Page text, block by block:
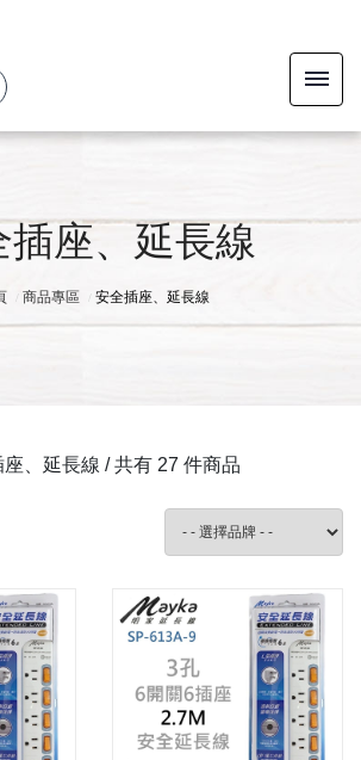
插座、延長線
商品專區 安全插座、延長線
、延長線 / 共有 27 件商品